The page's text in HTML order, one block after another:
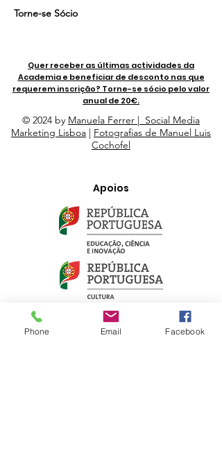
Torne-se Sócio
Quer receber as últimas actividades da
Academia e beneficiar de desconto nas que
requerem inscrição? Torne-se sócio pelo valor
anual de 20€.
© 2024 by Manuela Ferrer | Social Media
Marketing Lisboa | Fotografias de Manuel Luis
Cochofel
Apoios
Phone Email Facebook